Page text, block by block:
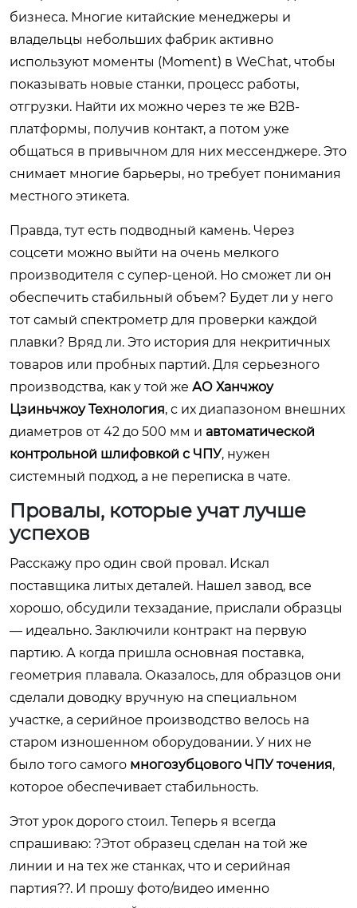
бизнеса. Многие китайские менеджеры и
владельцы небольших фабрик активно
используют моменты (Moment) в WeChat, чтобы
показывать новые станки, процесс работы,
отгрузки. Найти их можно через те же B2B-
платформы, получив контакт, а потом уже
общаться в привычном для них мессенджере. Это
снимает многие барьеры, но требует понимания
местного этикета.
Правда, тут есть подводный камень. Через
соцсети можно выйти на очень мелкого
производителя с супер-ценой. Но сможет ли он
обеспечить стабильный объем? Будет ли у него
тот самый спектрометр для проверки каждой
плавки? Вряд ли. Это история для некритичных
товаров или пробных партий. Для серьезного
производства, как у той же АО Ханчжоу
Цзиньчжоу Технология, с их диапазоном внешних
диаметров от 42 до 500 мм и автоматической
контрольной шлифовкой с ЧПУ, нужен
системный подход, а не переписка в чате.
Провалы, которые учат лучше
успехов
Расскажу про один свой провал. Искал
поставщика литых деталей. Нашел завод, все
хорошо, обсудили техзадание, прислали образцы
— идеально. Заключили контракт на первую
партию. А когда пришла основная поставка,
геометрия плавала. Оказалось, для образцов они
сделали доводку вручную на специальном
участке, а серийное производство велось на
старом изношенном оборудовании. У них не
было того самого многозубцового ЧПУ точения,
которое обеспечивает стабильность.
Этот урок дорого стоил. Теперь я всегда
спрашиваю: ?Этот образец сделан на той же
линии и на тех же станках, что и серийная
партия??. И прошу фото/видео именно